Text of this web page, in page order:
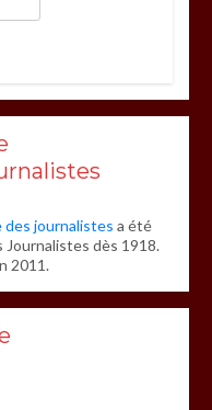
des journalistes a été
Journalistes dès 1918.
2011.